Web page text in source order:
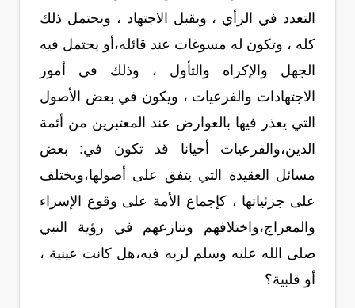
التعدد في الرأي ، ويقبل الاجتهاد ، ويحتمل ذلك
كله ، وتكون له مسوغات عند قائله،أو يحتمل فيه
الجهل والإكراه والتأول ، وذلك في أمور
الاجتهادات والفرعيات ، ويكون في بعض الأصول
التي يعذر فيها بالعوارض عند المعتبرين من أئمة
الدين،والفرعيات أحيانا قد تكون في: بعض
مسائل العقيدة التي يتفق على أصولها،ويختلف
على جزئياتها ، كإجماع الأمة على وقوع الإسراء
والمعراج،واختلافهم وتنازعهم في رؤية النبي
صلى الله عليه وسلم لربه فيه،هل كانت عينية ،
أو قلبية؟